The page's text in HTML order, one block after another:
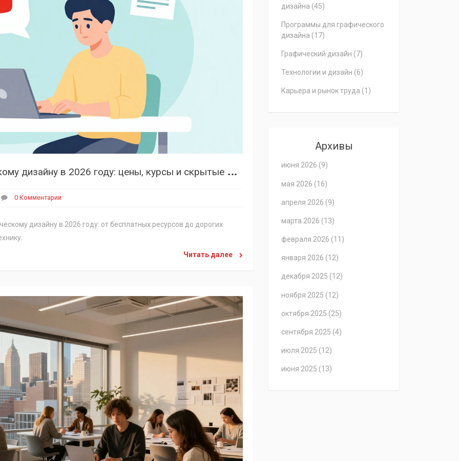
С
колько стоит обучение графическому дизайну в 2026 году: цены, курсы и скрытые расходы
0 Комментарии
дизайну в 2026 году: от бесплатных ресурсов до дорогих
Читать далее
дизайна (45)
Программы для графического
дизайна (17)
Графический дизайн (7)
Технологии и дизайн (6)
Карьера и рынок труда (1)
Архивы
июня 2026 (9)
мая 2026 (16)
апреля 2026 (9)
марта 2026 (13)
февраля 2026 (11)
января 2026 (12)
декабря 2025 (12)
ноября 2025 (12)
октября 2025 (25)
сентября 2025 (4)
июля 2025 (12)
июня 2025 (13)